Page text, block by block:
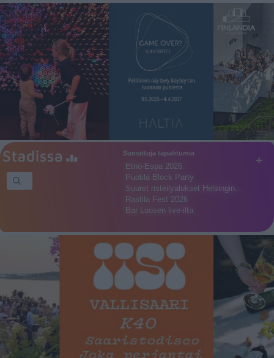
+
Suosittuja tapahtumia
Etno-Espa 2026
Puotila Block Party
Suuret risteilyalukset Helsingin…
Rastila Fest 2026
Bar Loosen live-ilta